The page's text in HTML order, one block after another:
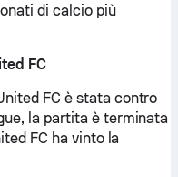
di calcio più
FC
FC è stata contro
la partita è terminata
FC ha vinto la